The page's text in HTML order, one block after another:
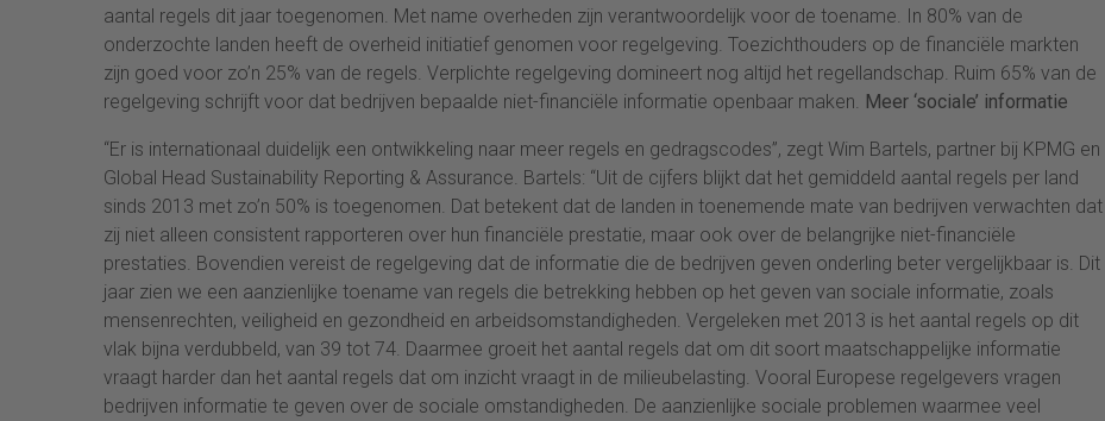
aantal regels dit jaar toegenomen. Met name overheden zijn verantwoordelijk voor de toename. In 80% van de
onderzochte landen heeft de overheid initiatief genomen voor regelgeving. Toezichthouders op de financiële markten
zijn goed voor zo’n 25% van de regels. Verplichte regelgeving domineert nog altijd het regellandschap. Ruim 65% van de
regelgeving schrijft voor dat bedrijven bepaalde niet-financiële informatie openbaar maken. Meer ‘sociale’ informatie
“Er is internationaal duidelijk een ontwikkeling naar meer regels en gedragscodes”, zegt Wim Bartels, partner bij KPMG en
Global Head Sustainability Reporting & Assurance. Bartels: “Uit de cijfers blijkt dat het gemiddeld aantal regels per land
sinds 2013 met zo’n 50% is toegenomen. Dat betekent dat de landen in toenemende mate van bedrijven verwachten dat
zij niet alleen consistent rapporteren over hun financiële prestatie, maar ook over de belangrijke niet-financiële
prestaties. Bovendien vereist de regelgeving dat de informatie die de bedrijven geven onderling beter vergelijkbaar is. Dit
jaar zien we een aanzienlijke toename van regels die betrekking hebben op het geven van sociale informatie, zoals
mensenrechten, veiligheid en gezondheid en arbeidsomstandigheden. Vergeleken met 2013 is het aantal regels op dit
vlak bijna verdubbeld, van 39 tot 74. Daarmee groeit het aantal regels dat om dit soort maatschappelijke informatie
vraagt harder dan het aantal regels dat om inzicht vraagt in de milieubelasting. Vooral Europese regelgevers vragen
bedrijven informatie te geven over de sociale omstandigheden. De aanzienlijke sociale problemen waarmee veel